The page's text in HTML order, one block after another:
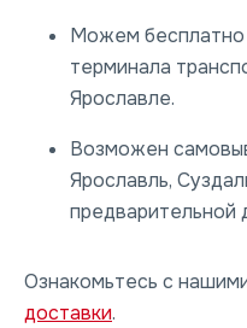
Можем бесплатно
терминала
Ярославле.
Возможен
Ярославль,
предварительной
Ознакомьтесь с
доставки.